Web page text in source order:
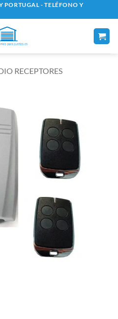
PORTUGAL - TELÉFONO Y
RECEPTORES